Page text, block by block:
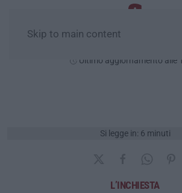
Skip to main content
Ultimo aggiornamento alle
Si legge in: 6 minuti
L’INCHIESTA